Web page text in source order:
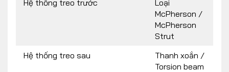
Hệ thống treo trước
Loại
McPherson /
McPherson
Strut
Hệ thống treo sau
Thanh xoắn /
Torsion beam